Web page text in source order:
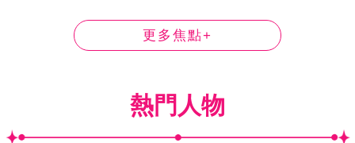
更多焦點+
熱門人物